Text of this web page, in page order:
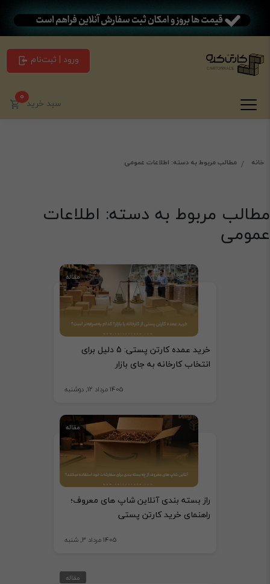
ورود | ثبت‌نام
سبد خرید0
خانه مطالب مربوط به دسته: اطلاعات عمومی
مطالب مربوط به دسته: اطلاعات
عمومی
مقاله
خرید عمده کارتن پستی: 5 دلیل برای
انتخاب کارخانه به جای بازار
1405 مرداد 12, دوشنبه
مقاله
راز بسته بندی آنلاین شاپ های معروف؛
راهنمای خرید کارتن پستی
1405 مرداد 3, شنبه
مقاله